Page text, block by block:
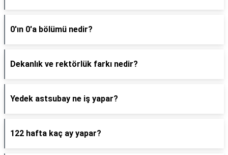
0'ın 0'a bölümü nedir?
Dekanlık ve rektörlük farkı nedir?
Yedek astsubay ne iş yapar?
122 hafta kaç ay yapar?